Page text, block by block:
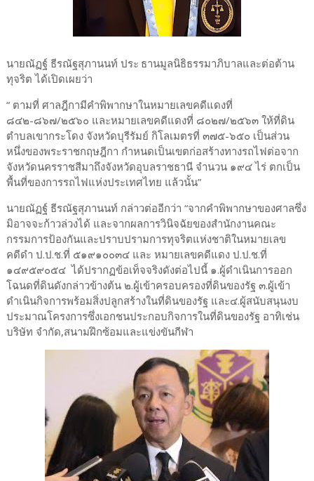
นายณัฏฐ์ ธีรณัฐสุภานนท์ ประ ธานมูลนิธิธรรมาภิบาลและต่อต้าน
ทุจริต ได้เปิดเผยว่า
“ ตามที่ ศาลฎีกามีคำพิพากษาในหมายเลขคดีแดงที่
๘๔๒-๘๖๗/๒๕๖๐ และหมายเลขคดีแดงที่ ๘๐๒๗/๒๕๖๓ ให้ที่ดิน
ตำบลเขากระโดง จังหวัดบุรีรัมย์ กิโลเมตรที่ ๓๗๕-๖๕๐ เป็นส่วน
หนึ่งของพระราชกฤษฎีกา กำหนดเป็นเขตก่อสร้างทางรถไฟต่อจาก
จังหวัดนครราชสีมาถึงจังหวัดอุบลราชธานี จำนวน ๑๙๔ ไร่ ตกเป็น
พื้นที่ของการรถไฟแห่งประเทศไทย แล้วนั้น”
นายณัฏฐ์ ธีรณัฐสุภานนท์ กล่าวต่ออีกว่า “จากคำพิพากษาของศาลซึ่ง
มิอาจจะก้าวล่วงได้ และจากผลการวินิจฉัยของสำนักงานคณะ
กรรมการป้องกันและปราบปรามการทุจริตแห่งชาติในหมายเลข
คดีดำ ป.ป.ช.ที่ ๕๑๙๑๐๐๓๔ และ หมายเลขคดีแดง ป.ป.ช.ที่
๑๔๙๕๙๐๕๔ ได้ปรากฏข้อเท็จจริงดังต่อไปนี้ ๑.ผู้ดำเนินการออก
โฉนดที่ดินดังกล่าวข้างต้น ๒.ผู้เข้าครอบครองที่ดินของรัฐ ๓.ผู้เข้า
ดำเนินกิจการพร้อมสิ่งปลูกสร้างในที่ดินของรัฐ และ๔.ผู้สนับสนุนงบ
ประมาณโครงการซึ่งเอกชนประกอบกิจการในที่ดินของรัฐ อาทิเช่น
บริษัท จำกัด,สนามฝึกซ้อมและแข่งขันกีฬา